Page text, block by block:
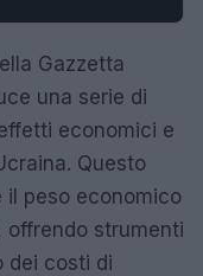
Gazzetta
una serie di
economici e
Questo
il peso economico
offrendo strumenti
dei costi di